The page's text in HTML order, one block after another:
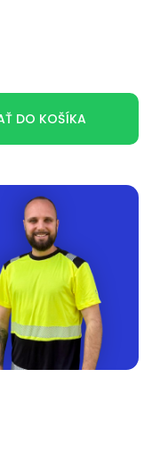
DO KOŠÍKA